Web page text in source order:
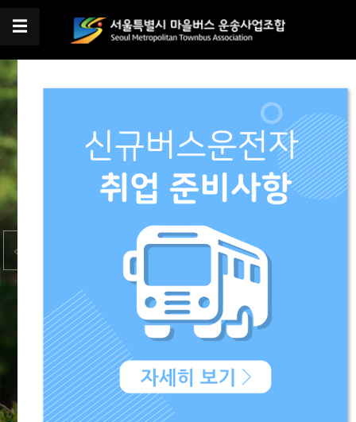
로
그
인
조
소
개
인
사
말
합
조
관
련
지
부
장
사
☰
친절,봉사,안전운행
고객님들을 위해 최선을 다하겠습니다.
오늘 하루 보지 않기